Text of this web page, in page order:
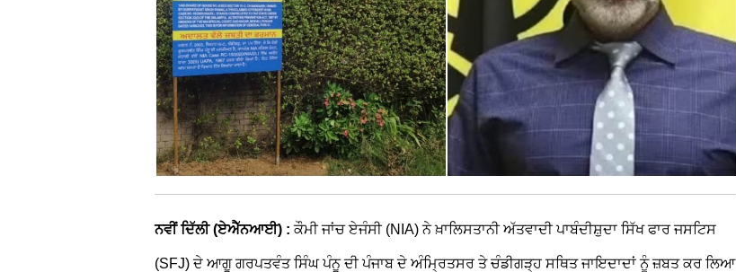
ਨਵੀਂ ਦਿੱਲੀ (ਏਐੱਨਆਈ) : ਕੌਮੀ ਜਾਂਚ ਏਜੰਸੀ (NIA) ਨੇ ਖ਼ਾਲਿਸਤਾਨੀ ਅੱਤਵਾਦੀ ਪਾਬੰਦੀਸ਼ੁਦਾ ਸਿੱਖ ਫਾਰ ਜਸਟਿਸ
(SFJ) ਦੇ ਆਗੂ ਗਰਪਤਵੰਤ ਸਿੰਘ ਪੰਨੂ ਦੀ ਪੰਜਾਬ ਦੇ ਅੰਮ੍ਰਿਤਸਰ ਤੇ ਚੰਡੀਗੜ੍ਹ ਸਥਿਤ ਜਾਇਦਾਦਾਂ ਨੂੰ ਜ਼ਬਤ ਕਰ ਲਿਆ